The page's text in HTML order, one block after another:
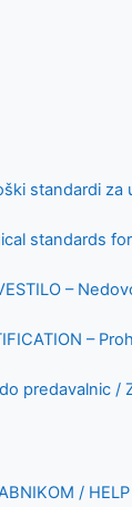
standardi za
standards
–
–
predavalnic /
/ HELP